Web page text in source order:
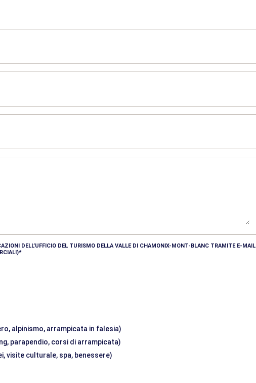
DELL’UFFICIO DEL TURISMO DELLA VALLE DI CHAMONIX-MONT-BLANC TRAMITE E-MAIL
alpinismo, arrampicata in falesia)
parapendio, corsi di arrampicata)
visite culturale, spa, benessere)